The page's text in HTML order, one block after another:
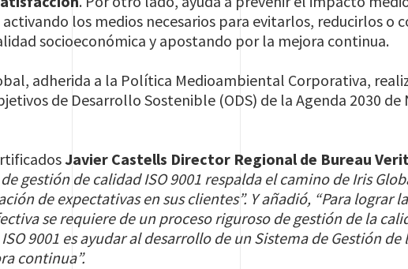
los medios necesarios para evitarlos, reducirlos o
socioeconómica y apostando por la mejora continua.
adherida a la Política Medioambiental Corporativa,
de Desarrollo Sostenible (ODS) de la Agenda 2030 de
Javier Castells Director Regional de Bureau
gestión de calidad ISO 9001 respalda el camino de Iris
de expectativas en sus clientes”. Y añadió, “Para lograr
se requiere de un proceso riguroso de gestión de la
9001 es ayudar al desarrollo de un Sistema de Gestión de
continua”.